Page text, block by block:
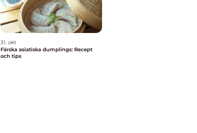
31. okt
Färska asiatiska dumplings: Recept
och tips